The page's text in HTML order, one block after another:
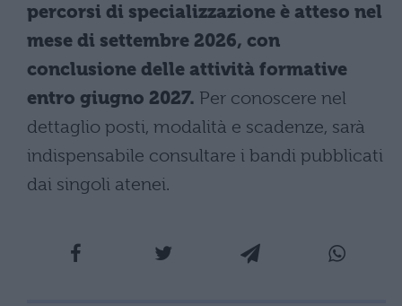
percorsi di specializzazione è atteso nel
mese di settembre 2026, con
conclusione delle attività formative
entro giugno 2027. Per conoscere nel
dettaglio posti, modalità e scadenze, sarà
indispensabile consultare i bandi pubblicati
dai singoli atenei.